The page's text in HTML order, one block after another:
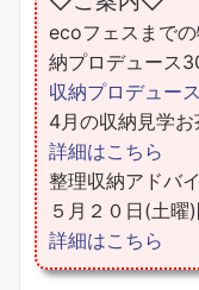
ecoフェスまで
納プロデュース
収納プロデュー
4月の収納見学
詳細はこちら
整理収納アドバ
５月２０日(土曜
詳細はこちら